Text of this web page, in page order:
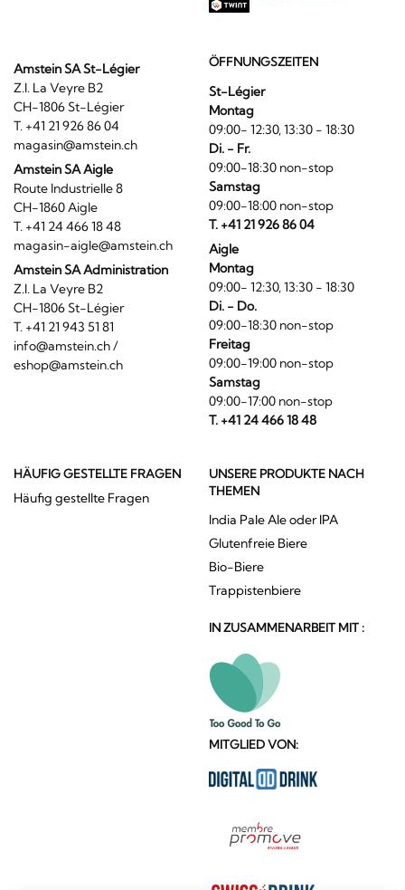
Amstein SA St-Légier
Z.I. La Veyre B2
CH-1806 St-Légier
T. +41 21 926 86 04
magasin@amstein.ch
Amstein SA Aigle
Route Industrielle 8
CH-1860 Aigle
T. +41 24 466 18 48
magasin-aigle@amstein.ch
Amstein SA Administration
Z.I. La Veyre B2
CH-1806 St-Légier
T. +41 21 943 51 81
info@amstein.ch/
eshop@amstein.ch
ÖFFNUNGSZEITEN
St-Légier
Montag
09:00- 12:30, 13:30 - 18:30
Di. - Fr.
09:00-18:30 non-stop
Samstag
09:00-18:00 non-stop
T. +41 21 926 86 04
Aigle
Montag
09:00- 12:30, 13:30 - 18:30
Di. - Do.
09:00-18:30 non-stop
Freitag
09:00-19:00 non-stop
Samstag
09:00-17:00 non-stop
T. +41 24 466 18 48
HÄUFIG GESTELLTE FRAGEN
Häufig gestellte Fragen
UNSERE PRODUKTE NACH
THEMEN
India Pale Ale oder IPA
Glutenfreie Biere
Bio-Biere
Trappistenbiere
IN ZUSAMMENARBEIT MIT :
MITGLIED VON: